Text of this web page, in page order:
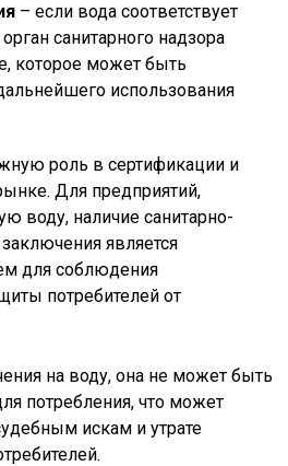
– если вода соответствует
санитарного надзора
которое может быть
использования
роль в сертификации и
Для предприятий,
воду, наличие санитарно-
является
для соблюдения
потребителей от
на воду, она не может быть
потребления, что может
искам и утрате